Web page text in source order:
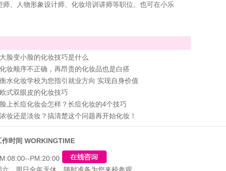
、人物形象设计师、化妆培训讲师等职位。也可在小乐
大脸变小脸的化妆技巧是什么
化妆顺序不正确，再昂贵的化妆品也是白搭
衡水化妆学校为您指引就业方向 实现自身价值
欧式双眼皮的化妆技巧
脸上长痘化妆会怎样？长痘化妆的4个技巧
浓妆还是淡妆？搞清楚这个问题再开始化妆！
作时间 WORKINGTIME
PM:20:00